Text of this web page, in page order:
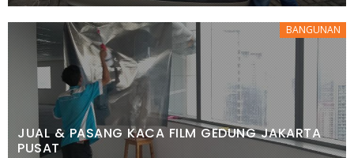
BANGUNAN
JUAL & PASANG KACA FILM GEDUNG JAKARTA
PUSAT